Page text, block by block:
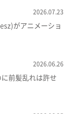
2026.07.23
がアニメーショ
2026.06.26
前髪乱れは許せ